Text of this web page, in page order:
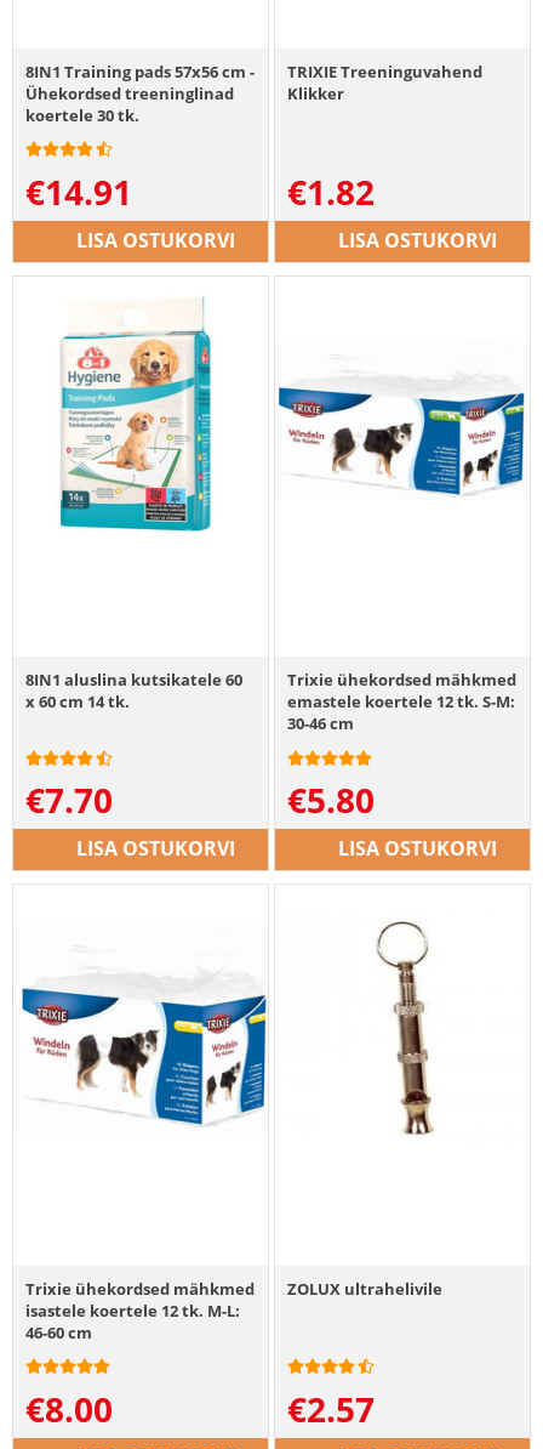
8IN1 Training pads 57x56 cm -
Ühekordsed treeninglinad
koertele 30 tk.
€14.91
LISA OSTUKORVI
TRIXIE Treeninguvahend
Klikker
€1.82
LISA OSTUKORVI
8IN1 aluslina kutsikatele 60
x 60 cm 14 tk.
€7.70
LISA OSTUKORVI
Trixie ühekordsed mähkmed
emastele koertele 12 tk. S-M:
30-46 cm
€5.80
LISA OSTUKORVI
Trixie ühekordsed mähkmed
isastele koertele 12 tk. M-L:
46-60 cm
€8.00
ZOLUX ultrahelivile
€2.57